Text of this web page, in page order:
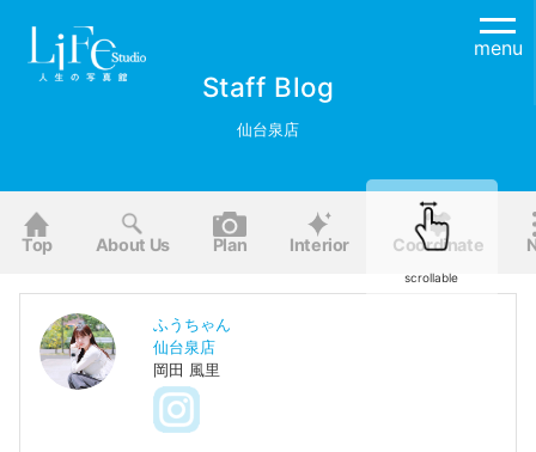
menu
Staff Blog
仙台泉店
Top About Us Plan Interior Coordinate
scrollable
ふうちゃん
仙台泉店
岡田 風里